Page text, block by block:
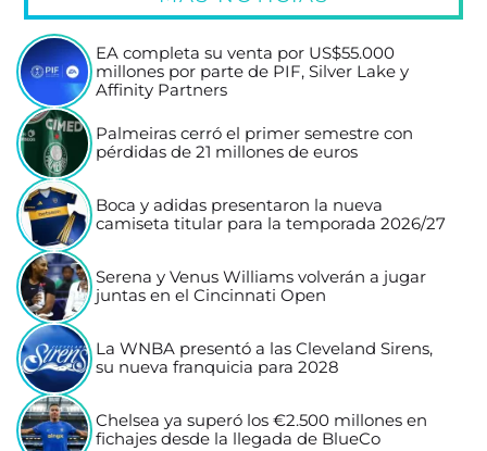
EA completa su venta por US$55.000
millones por parte de PIF, Silver Lake y
Affinity Partners
Palmeiras cerró el primer semestre con
pérdidas de 21 millones de euros
Boca y adidas presentaron la nueva
camiseta titular para la temporada 2026/27
Serena y Venus Williams volverán a jugar
juntas en el Cincinnati Open
La WNBA presentó a las Cleveland Sirens,
su nueva franquicia para 2028
Chelsea ya superó los €2.500 millones en
fichajes desde la llegada de BlueCo